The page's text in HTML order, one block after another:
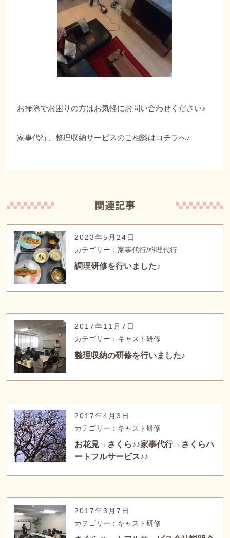
お掃除でお困りの方はお気軽にお問い合わせください♪
家事代行、整理収納サービスのご相談はコチラへ♪
2023年5月24日
カテゴリー：家事代行/料理代行
調理研修を行いました♪
2017年11月7日
カテゴリー：キャスト研修
整理収納の研修を行いました♪
2017年4月3日
カテゴリー：キャスト研修
お花見→さくら♪♪家事代行→さくらハ
ートフルサービス♪♪
2017年3月7日
カテゴリー：キャスト研修